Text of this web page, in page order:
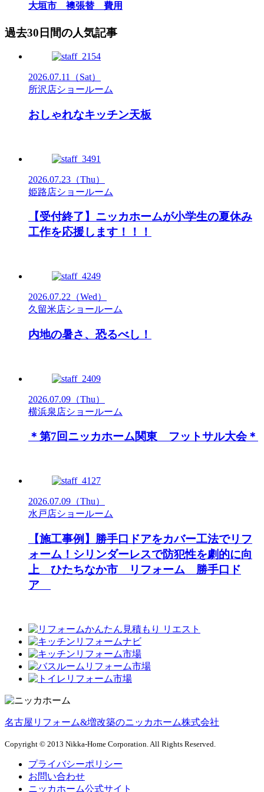
大垣市 襖張替 費用
過去30日間の人気記事
2026.07.11
（Sat）
所沢店ショールーム
おしゃれなキッチン天板
2026.07.23 （Thu）
姫路店ショールーム
【受付終了】ニッカホームが小学生の夏休み
工作を応援します！！！
2026.07.22 （Wed）
久留米店ショールーム
内地の暑さ、恐るべし！
2026.07.09 （Thu）
横浜泉店ショールーム
＊第7回ニッカホーム関東 フットサル大会＊
2026.07.09 （Thu）
水戸店ショールーム
【施工事例】勝手口ドアをカバー工法でリフ
ォーム！シリンダーレスで防犯性を劇的に向
上 ひたちなか市 リフォーム 勝手口ド
ア
名古屋リフォーム&増改築のニッカホーム株式会社
Copyright © 2013 Nikka-Home Corporation. All Rights Reserved.
プライバシーポリシー
お問い合わせ
ニッカホーム公式サイト